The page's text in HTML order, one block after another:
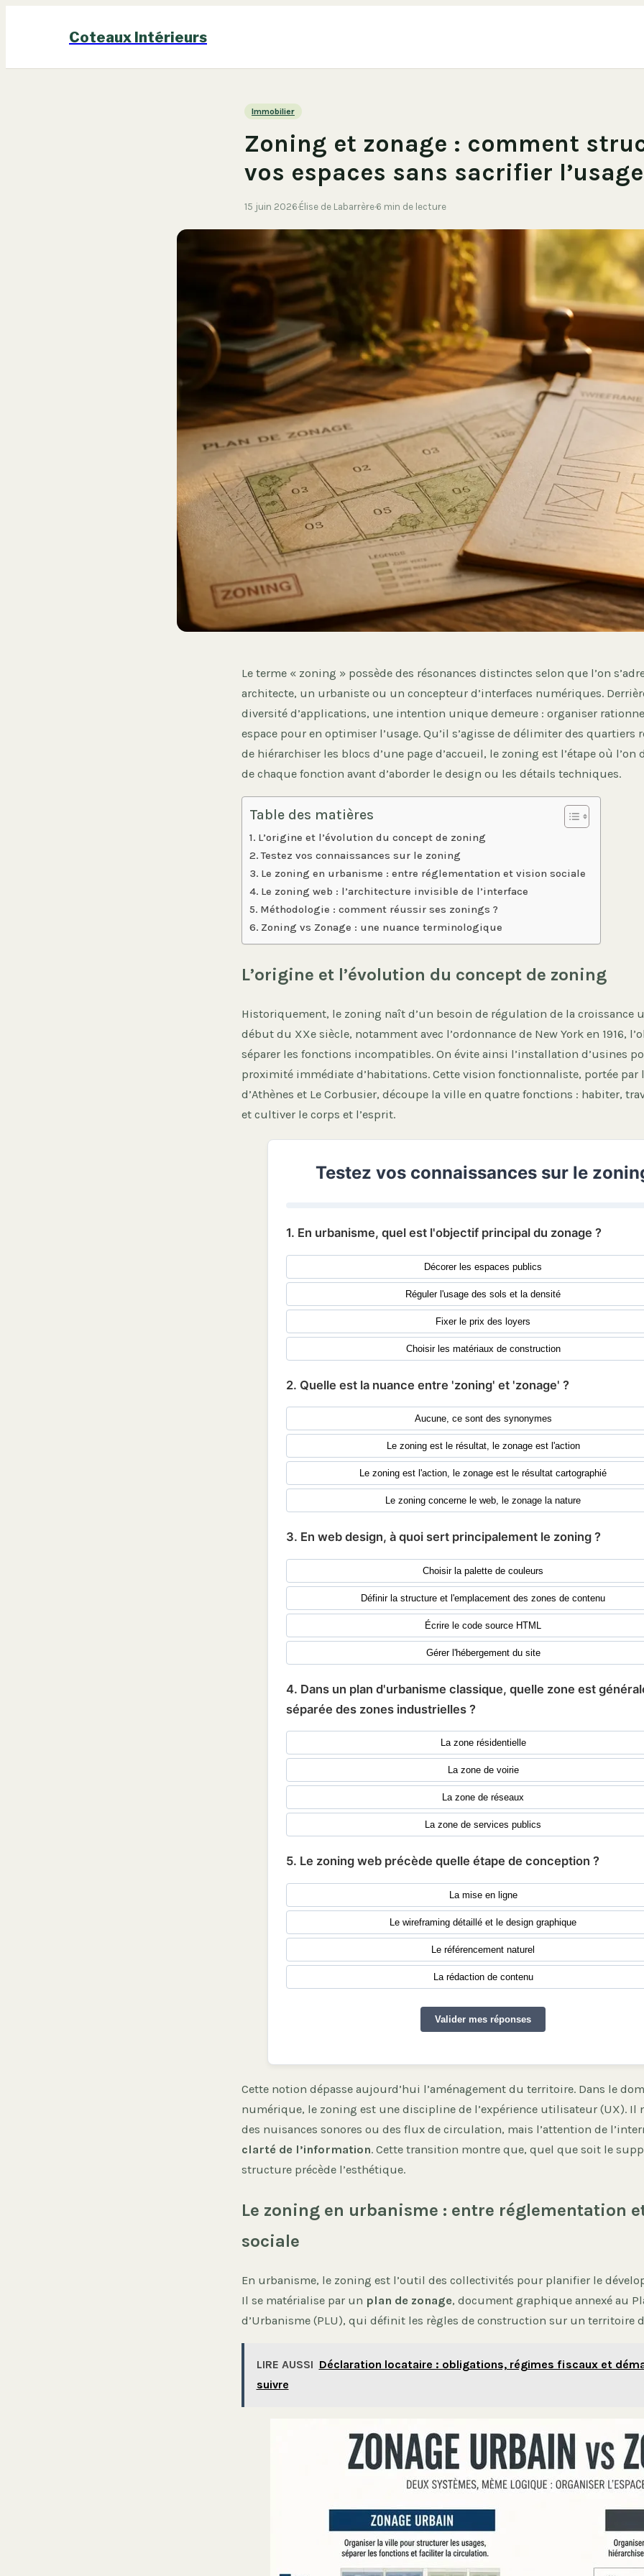
Coteaux Intérieurs
Immobilier
Zoning et zonage : comment
vos espaces sans sacrifier l’usage
15 juin 2026·Élise de Labarrère·6 min de lecture
Le terme « zoning » possède des résonances distinctes selon que l’on
architecte, un urbaniste ou un concepteur d’interfaces numériques.
diversité d’applications, une intention unique demeure : organiser
espace pour en optimiser l’usage. Qu’il s’agisse de délimiter des quartiers
de hiérarchiser les blocs d’une page d’accueil, le zoning est l’étape où l’on
de chaque fonction avant d’aborder le design ou les détails techniques.
Table des matières
L’origine et l’évolution du concept de zoning
Testez vos connaissances sur le zoning
Le zoning en urbanisme : entre réglementation et vision sociale
Le zoning web : l’architecture invisible de l’interface
Méthodologie : comment réussir ses zonings ?
Zoning vs Zonage : une nuance terminologique
L’origine et l’évolution du concept de zoning
Historiquement, le zoning naît d’un besoin de régulation de la croissance
début du XXe siècle, notamment avec l’ordonnance de New York en 1916,
séparer les fonctions incompatibles. On évite ainsi l’installation d’usines
proximité immédiate d’habitations. Cette vision fonctionnaliste, portée par
d’Athènes et Le Corbusier, découpe la ville en quatre fonctions : habiter,
et cultiver le corps et l’esprit.
Testez vos connaissances sur le
1. En urbanisme, quel est l'objectif principal du zonage ?
Décorer les espaces publics
Réguler l'usage des sols et la densité
Fixer le prix des loyers
Choisir les matériaux de construction
2. Quelle est la nuance entre 'zoning' et 'zonage' ?
Aucune, ce sont des synonymes
Le zoning est le résultat, le zonage est l'action
Le zoning est l'action, le zonage est le résultat cartographié
Le zoning concerne le web, le zonage la nature
3. En web design, à quoi sert principalement le zoning ?
Choisir la palette de couleurs
Définir la structure et l'emplacement des zones de contenu
Écrire le code source HTML
Gérer l'hébergement du site
4. Dans un plan d'urbanisme classique, quelle zone est
séparée des zones industrielles ?
La zone résidentielle
La zone de voirie
La zone de réseaux
La zone de services publics
5. Le zoning web précède quelle étape de conception ?
La mise en ligne
Le wireframing détaillé et le design graphique
Le référencement naturel
La rédaction de contenu
Valider mes réponses
Cette notion dépasse aujourd’hui l’aménagement du territoire. Dans le
numérique, le zoning est une discipline de l’expérience utilisateur (UX). Il
des nuisances sonores ou des flux de circulation, mais l’attention de
clarté de l’information. Cette transition montre que, quel que soit le
structure précède l’esthétique.
Le zoning en urbanisme : entre réglementation
sociale
En urbanisme, le zoning est l’outil des collectivités pour planifier le
Il se matérialise par un plan de zonage, document graphique annexé au
d’Urbanisme (PLU), qui définit les règles de construction sur un territoire
LIRE AUSSI Déclaration locataire : obligations, régimes fiscaux et
suivre